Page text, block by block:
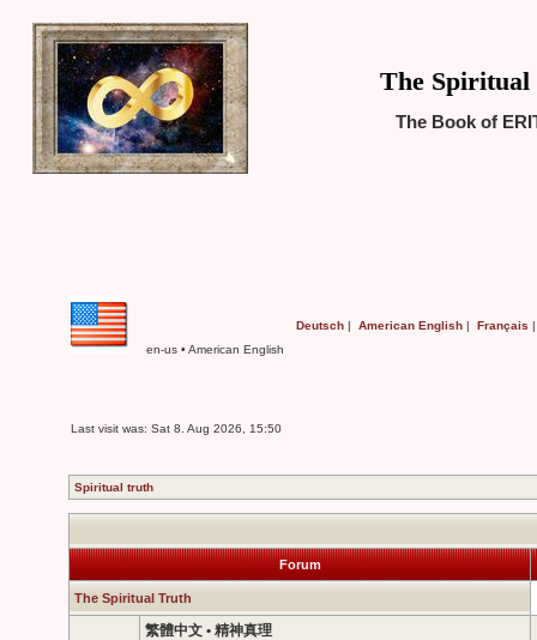
The Spiritual
The Book of
en-us • American English
Deutsch | American English | Français
Last visit was: Sat 8. Aug 2026, 15:50
Spiritual truth
Forum
The Spiritual Truth
繁體中文 • 精神真理